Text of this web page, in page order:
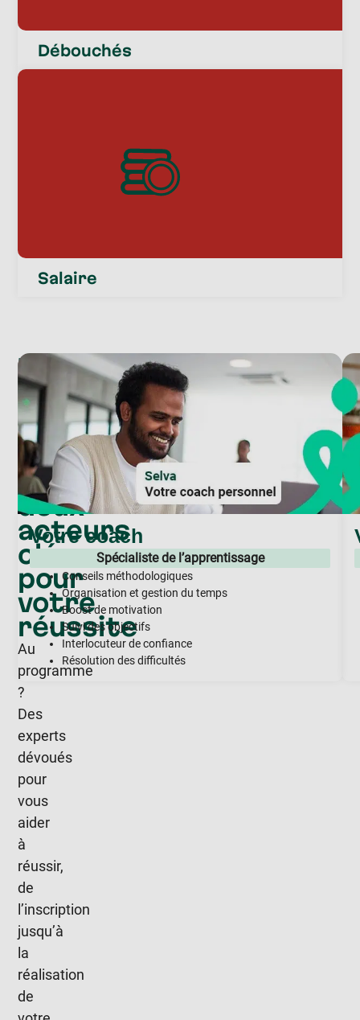
Débouchés
Salaire
Notre
accompagnement
Coach
et
mentor
:
deux
acteurs
clé
pour
votre
réussite
Au
programme
?
Des
experts
dévoués
pour
vous
aider
à
réussir,
de
l’inscription
jusqu’à
la
réalisation
de
Votre coach
Spécialiste de l’apprentissage
Conseils méthodologiques
Organisation et gestion du temps
Boost de motivation
Suivi des objectifs
Interlocuteur de confiance
Résolution des difficultés